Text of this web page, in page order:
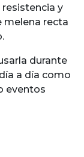
y
melena recta
durante
a día como
eventos